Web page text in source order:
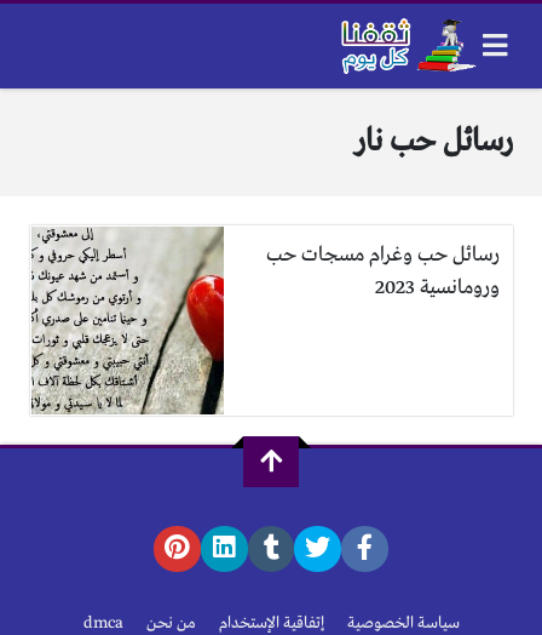
رسائل حب نار
رسائل حب وغرام مسجات حب
ورومانسية 2023
سياسة الخصوصية إتفاقية الإستخدام من نحن dmca